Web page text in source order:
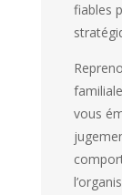
fiables
vous